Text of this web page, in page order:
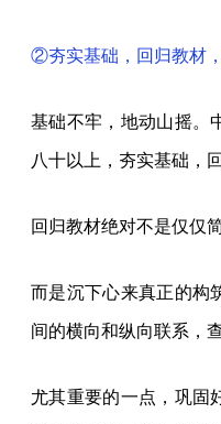
②夯实基础，回归教材
基础不牢，地动山摇。
八十以上，夯实基础，
回归教材绝对不是仅仅
而是沉下心来真正的构
间的横向和纵向联系，
尤其重要的一点，巩固